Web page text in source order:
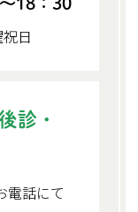
日
診・
電話にて